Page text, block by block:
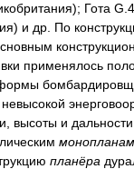
Гота
и др. По
применялось
высоты и
планёра